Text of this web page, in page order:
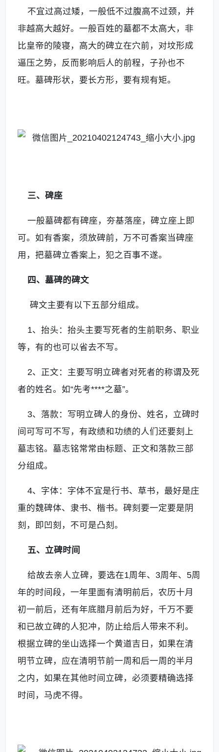
不宜过高过矮，一般低不过腹高不过颈，并
非越高大越好。一般百姓的墓都不太高大，非
比皇帝的陵寝，高大的碑立在穴前，对坟形成
逼压之势，反而影响后人的前程，子孙也不
旺。墓碑形状，要长方形，要有规有矩。
三、碑座
一般墓碑都有碑座，夯基落座，碑立座上即
可。如有香案，须放碑前，万不可香案当碑座
用，把墓碑立香案上，犯之百事不遂。
四、墓碑的碑文
碑文主要有以下五部分组成。
1、抬头：抬头主要写死者的生前职务、职业
等，有的也可以省去不写。
2、正文：主要写明立碑者对死者的称谓及死
者的姓名。如“先考****之墓”。
3、落款：写明立碑人的身份、姓名，立碑时
间可写可不写，有政绩和功绩的人们还要刻上
墓志铭。墓志铭常常由标题、正文和落款三部
分组成。
4、字体：字体不宜是行书、草书，最好是庄
重的魏碑体、隶书、楷书。碑刻要一定要是阴
刻，即凹刻，不可是凸刻。
五、立碑时间
给故去亲人立碑，要选在1周年、3周年、5周
年的时间段，一年里面有清明前后，农历十月
初一前后，还有年底腊月前后为好，千万不要
和已故立碑的人犯冲，防止给后人带来不利。
根据立碑的坐山选择一个黄道吉日，如果在清
明节立碑，应在清明节前一周和后一周的半月
之内，如果在其他时间立碑，必须要精确选择
时间，马虎不得。